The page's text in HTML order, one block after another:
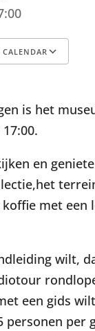
is het
en
koffie met een
wilt,
een gids
personen per